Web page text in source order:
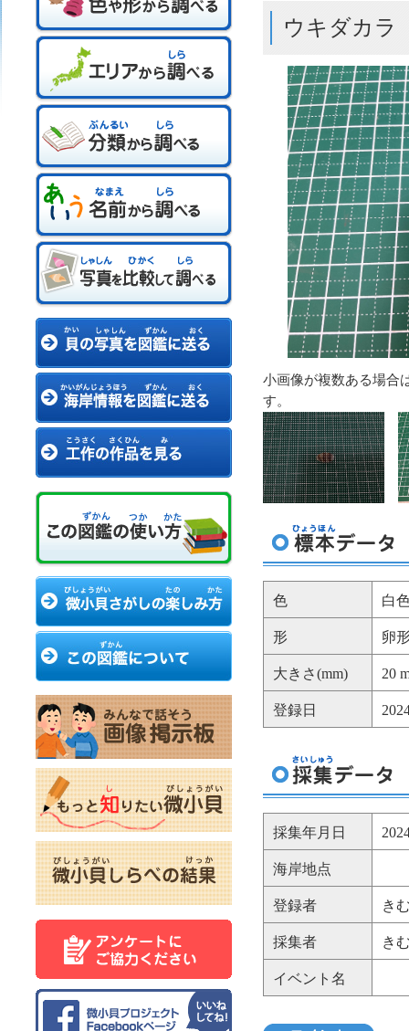
ウキダカラ
小画像が複数ある場合
す。
色 白
形 卵
大きさ(mm) 20
登録日
採集年月日
海岸地点
登録者 き
採集者 き
イベント名